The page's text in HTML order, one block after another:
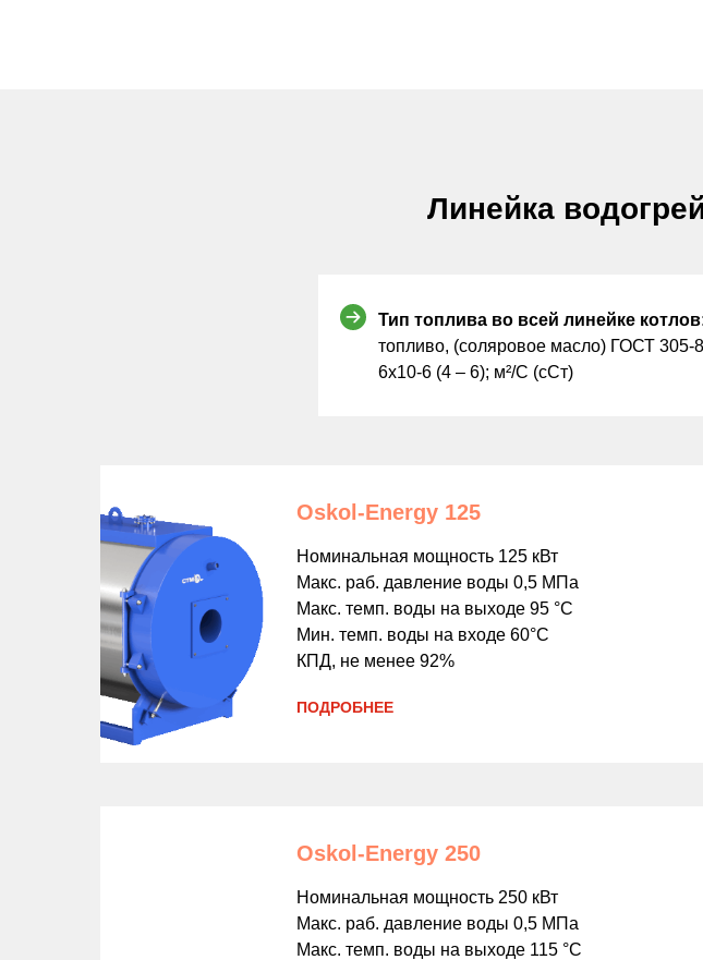
Линейка
Тип топлива во всей линейке
топливо, (соляровое масло) ГОСТ 305-
6х10-6 (4 – 6); м²/С (cCт)
Oskol-Energy 125
Номинальная мощность 125 кВт
Макс. раб. давление воды 0,5 МПа
Макс. темп. воды на выходе 95 °С
Мин. темп. воды на входе 60°С
КПД, не менее 92%
ПОДРОБНЕЕ
Oskol-Energy 250
Номинальная мощность 250 кВт
Макс. раб. давление воды 0,5 МПа
Макс. темп. воды на выходе 115 °С